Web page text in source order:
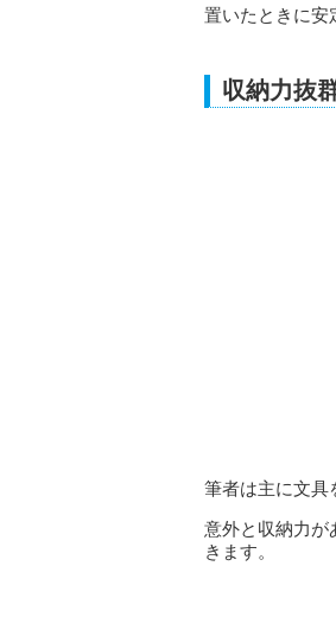
置いたときに安
収納力抜
筆者は主に文具
意外と収納力が
きます。